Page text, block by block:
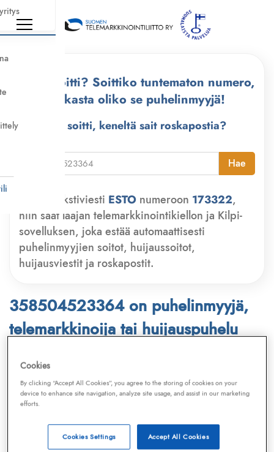
Kuka soitti? Soittiko tuntematon numero,
tarkasta oliko se puhelinmyyjä!
Kuka soitti, keneltä sait roskapostia?
Hae
Lähetä tekstiviesti ESTO numeroon 173322,
niin saat laajan telemarkkinointikiellon ja Kilpi-
sovelluksen, joka estää automaattisesti
puhelinmyyjien soitot, huijaussoitot,
huijausviestit ja roskapostit.
358504523364 on puhelinmyyjä,
telemarkkinoija tai huijauspuhelu
Puhelinnumero
Telemarkkinointiliiton jaKilpi-sovelluksen
tietokannasta, joka kattaa satoja tuhansia
Lisäksi tunnistamme automaattisesti, jos kyseessä on
puhelinhuijarin numero, sähköpostiosoitetai
Cookies
By clicking “Accept All Cookies”, you agree to the storing of cookies on your
device to enhance site navigation, analyze site usage, and assist in our marketing
efforts.
Accept All Cookies
Cookies Settings